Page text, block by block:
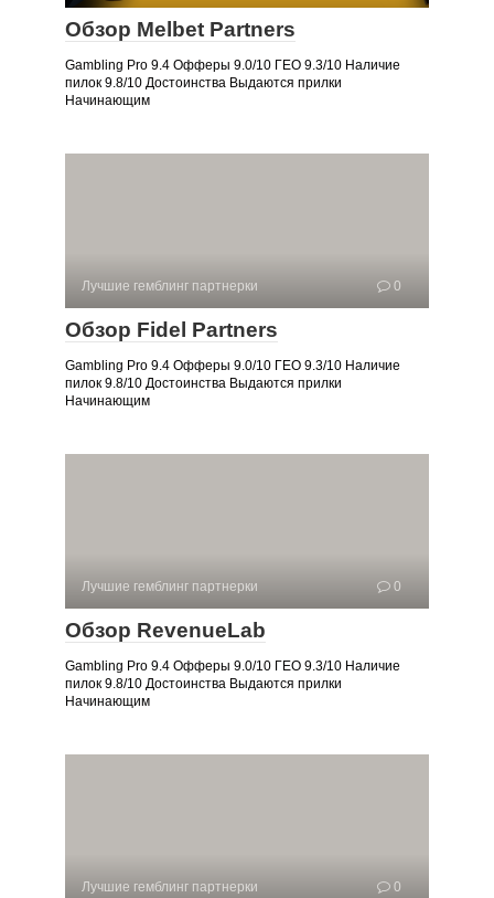
Обзор Melbet Partners
Gambling Pro 9.4 Офферы 9.0/10 ГЕО 9.3/10 Наличие
пилок 9.8/10 Достоинства Выдаются прилки
Начинающим
Лучшие гемблинг партнерки 0
Обзор Fidel Partners
Gambling Pro 9.4 Офферы 9.0/10 ГЕО 9.3/10 Наличие
пилок 9.8/10 Достоинства Выдаются прилки
Начинающим
Лучшие гемблинг партнерки 0
Обзор RevenueLab
Gambling Pro 9.4 Офферы 9.0/10 ГЕО 9.3/10 Наличие
пилок 9.8/10 Достоинства Выдаются прилки
Начинающим
Лучшие гемблинг партнерки 0